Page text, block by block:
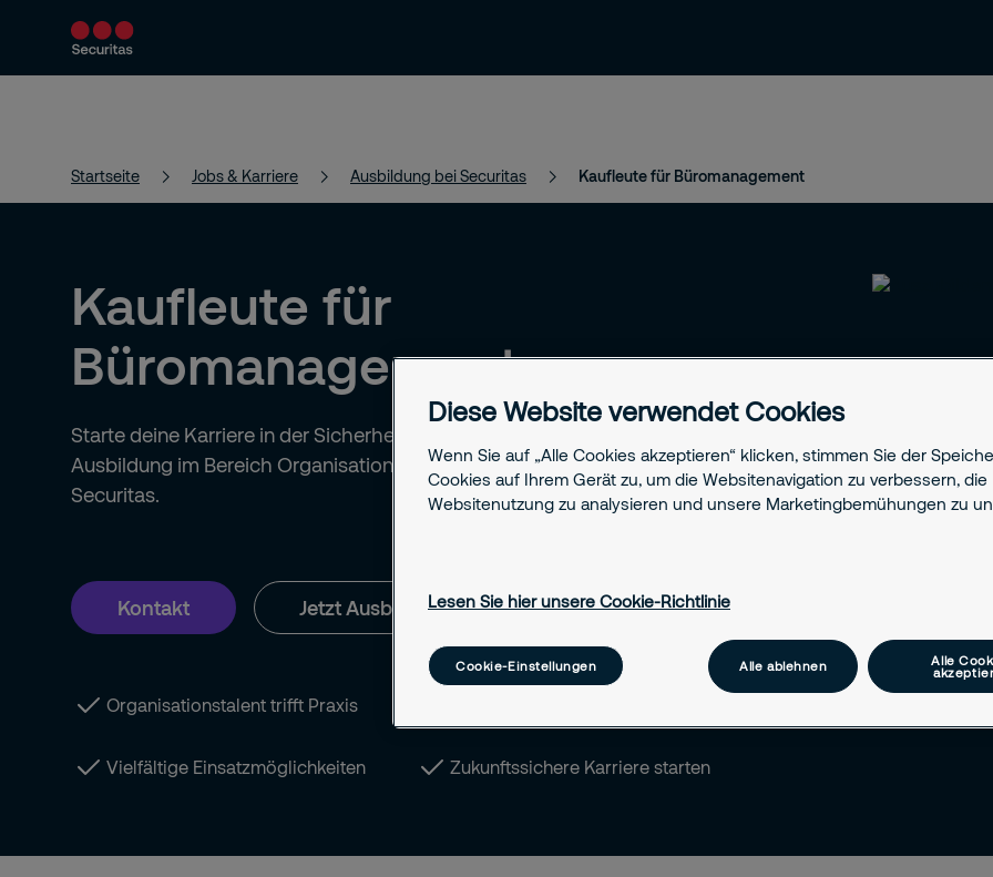
Produkte & Services Sicherheitslösungen News & Einblicke Kontakt & Support
Startseite Jobs & Karriere Ausbildung bei Securitas Kaufleute für Büromanagement
Kaufleute für
Büromanagement
Starte deine Karriere in der Sicherheitsbranche – mit einer vielseitigen
Ausbildung im Bereich Organisation, Kommunikation und Verwaltung bei
Securitas.
Kontakt Jetzt Ausbildungsplatz finden
Organisationstalent trifft Praxis
Vielfältige Einsatzmöglichkeiten Zukunftssichere Karriere starten
Diese Website verwendet Cookies
Wenn Sie auf „Alle Cookies akzeptieren“ klicken, stimmen Sie der
Cookies auf Ihrem Gerät zu, um die Websitenavigation zu verbessern, die
Websitenutzung zu analysieren und unsere Marketingbemühungen zu
Lesen Sie hier unsere Cookie-Richtlinie
Cookie-Einstellungen Alle ablehnen
Alle